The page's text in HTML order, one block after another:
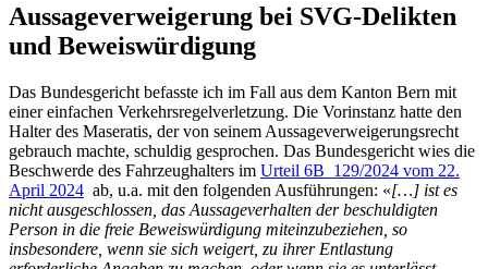
Aussageverweigerung bei SVG-Delikten
und Beweiswürdigung
Das Bundesgericht befasste ich im Fall aus dem Kanton Bern mit
einer einfachen Verkehrsregelverletzung. Die Vorinstanz hatte den
Halter des Maseratis, der von seinem Aussageverweigerungsrecht
gebrauch machte, schuldig gesprochen. Das Bundesgericht wies die
Beschwerde des Fahrzeughalters im Urteil 6B_129/2024 vom 22.
April 2024 ab, u.a. mit den folgenden Ausführungen: «[…] ist es
nicht ausgeschlossen, das Aussageverhalten der beschuldigten
Person in die freie Beweiswürdigung miteinzubeziehen, so
insbesondere, wenn sie sich weigert, zu ihrer Entlastung